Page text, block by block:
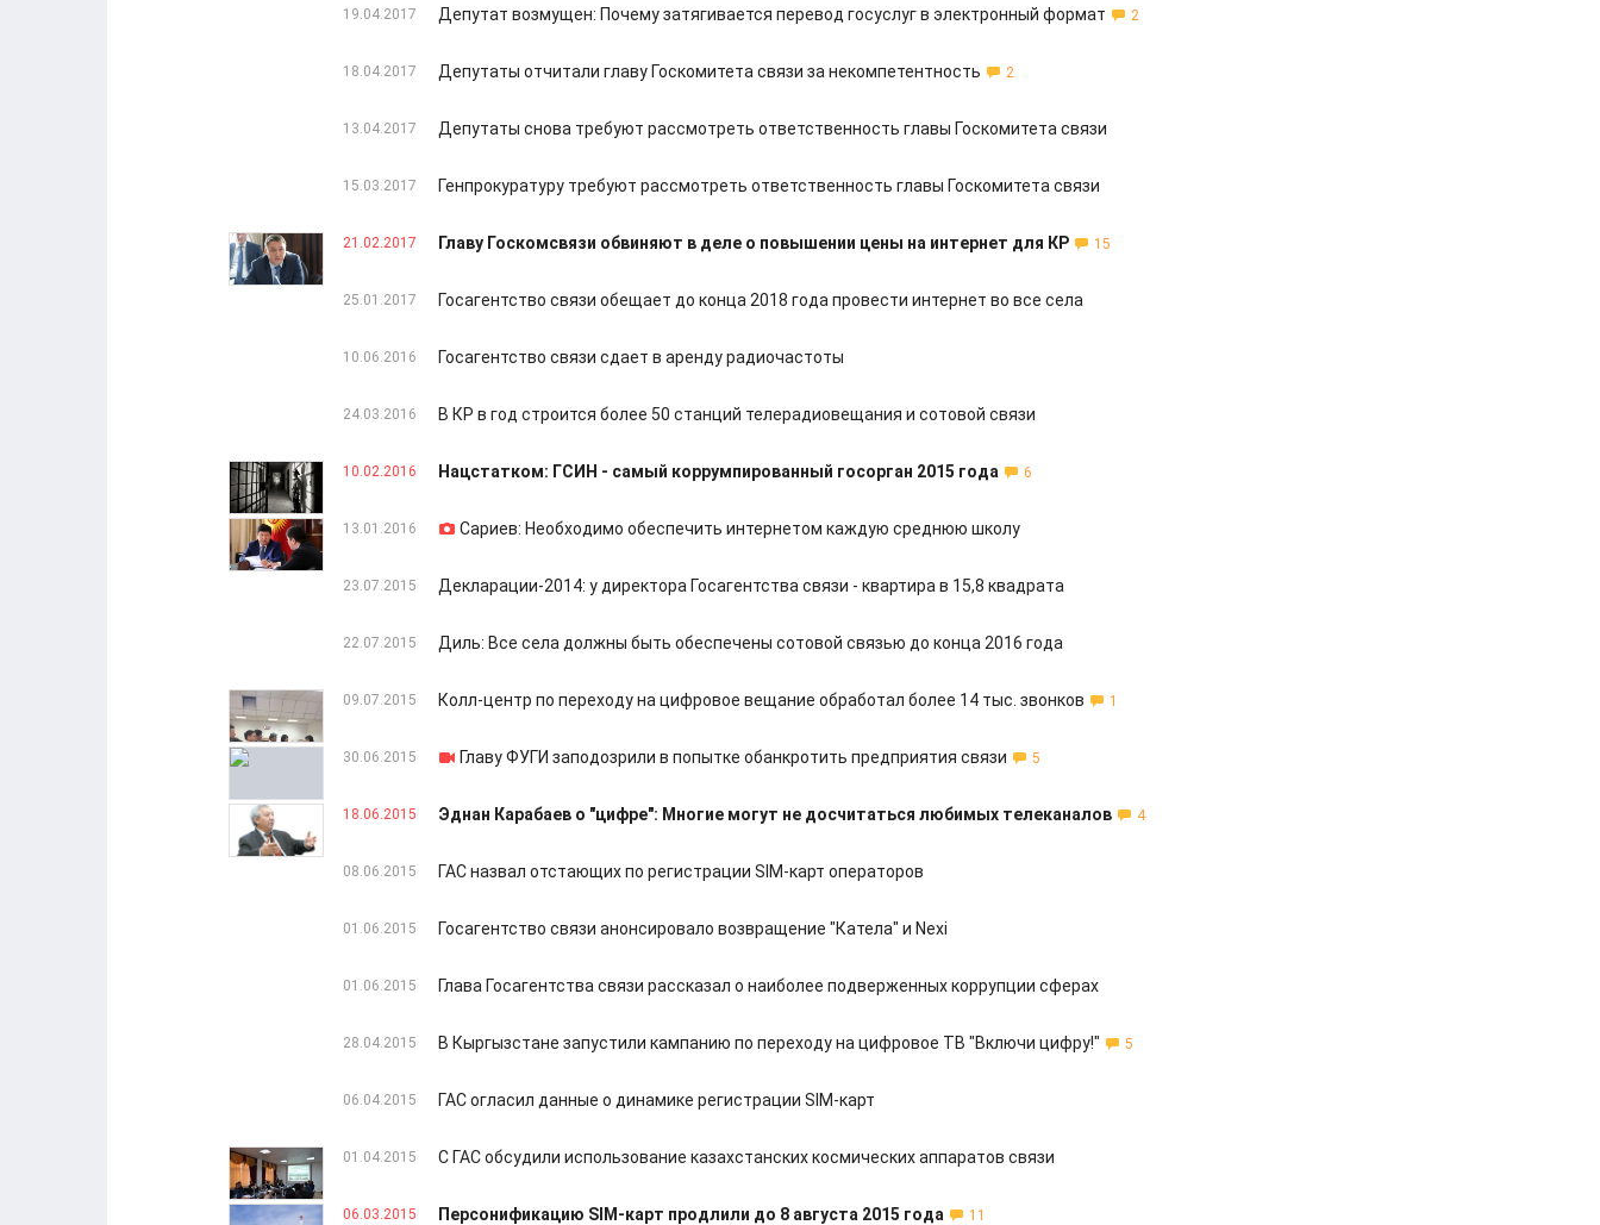
19.04.2017 Депутат возмущен: Почему затягивается перевод госуслуг в электронный формат 2
18.04.2017 Депутаты отчитали главу Госкомитета связи за некомпетентность 2
13.04.2017 Депутаты снова требуют рассмотреть ответственность главы Госкомитета связи
15.03.2017 Генпрокуратуру требуют рассмотреть ответственность главы Госкомитета связи
21.02.2017 Главу Госкомсвязи обвиняют в деле о повышении цены на интернет для КР 15
25.01.2017 Госагентство связи обещает до конца 2018 года провести интернет во все села
10.06.2016 Госагентство связи сдает в аренду радиочастоты
24.03.2016 В КР в год строится более 50 станций телерадиовещания и сотовой связи
10.02.2016 Нацстатком: ГСИН - самый коррумпированный госорган 2015 года 6
13.01.2016 Сариев: Необходимо обеспечить интернетом каждую среднюю школу
23.07.2015 Декларации-2014: у директора Госагентства связи - квартира в 15,8 квадрата
22.07.2015 Диль: Все села должны быть обеспечены сотовой связью до конца 2016 года
09.07.2015 Колл-центр по переходу на цифровое вещание обработал более 14 тыс. звонков 1
30.06.2015 Главу ФУГИ заподозрили в попытке обанкротить предприятия связи 5
18.06.2015 Эднан Карабаев о "цифре": Многие могут не досчитаться любимых телеканалов 4
08.06.2015 ГАС назвал отстающих по регистрации SIM-карт операторов
01.06.2015 Госагентство связи анонсировало возвращение "Катела" и Nexi
01.06.2015 Глава Госагентства связи рассказал о наиболее подверженных коррупции сферах
28.04.2015 В Кыргызстане запустили кампанию по переходу на цифровое ТВ "Включи цифру!" 5
06.04.2015 ГАС огласил данные о динамике регистрации SIM-карт
01.04.2015 С ГАС обсудили использование казахстанских космических аппаратов связи
06.03.2015 Персонификацию SIM-карт продлили до 8 августа 2015 года 11